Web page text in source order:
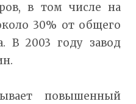
в том числе на
30% от общего
В 2003 году завод
повышенный